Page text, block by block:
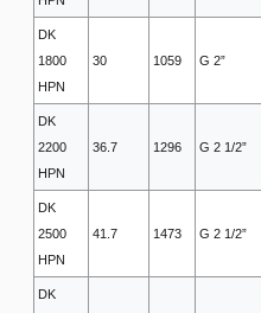
DK
1800
HPN
30 1059 G 2”
DK
2200
HPN
36.7 1296 G 2 1/2”
DK
2500
HPN
41.7 1473 G 2 1/2”
DK